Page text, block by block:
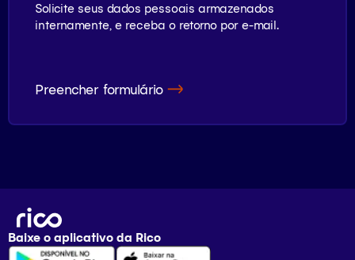
Solicite seus dados pessoais armazenados
internamente, e receba o retorno por e-mail.
Preencher formulário
Baixe o aplicativo da Rico